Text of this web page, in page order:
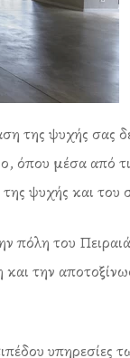
ψυχής σας δεν
όπου μέσα από
της ψυχής και
πόλη του
και την
υπηρεσίες